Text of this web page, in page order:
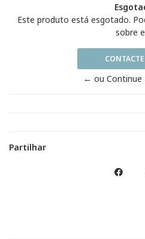
Este produto está esgotado.
sobre
← ou Continue
Partilhar